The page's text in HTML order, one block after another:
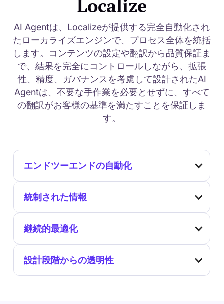
Localize
AI Agentは、Localizeが提供する完全自動化され
たローカライズエンジンで、プロセス全体を統括
します。コンテンツの設定や翻訳から品質保証ま
で、結果を完全にコントロールしながら、拡張
性、精度、ガバナンスを考慮して設計されたAI
Agentは、不要な手作業を必要とせずに、すべて
の翻訳がお客様の基準を満たすことを保証しま
す。
エンドツーエンドの自動化
統制された情報
継続的最適化
設計段階からの透明性